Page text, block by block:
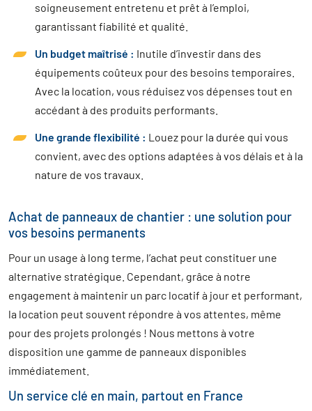
soigneusement entretenu et prêt à l’emploi,
garantissant fiabilité et qualité.
Un budget maîtrisé : Inutile d’investir dans des
équipements coûteux pour des besoins temporaires.
Avec la location, vous réduisez vos dépenses tout en
accédant à des produits performants.
Une grande flexibilité : Louez pour la durée qui vous
convient, avec des options adaptées à vos délais et à la
nature de vos travaux.
Achat de panneaux de chantier : une solution pour
vos besoins permanents
Pour un usage à long terme, l’achat peut constituer une
alternative stratégique. Cependant, grâce à notre
engagement à maintenir un parc locatif à jour et performant,
la location peut souvent répondre à vos attentes, même
pour des projets prolongés ! Nous mettons à votre
disposition une gamme de panneaux disponibles
immédiatement.
Un service clé en main, partout en France